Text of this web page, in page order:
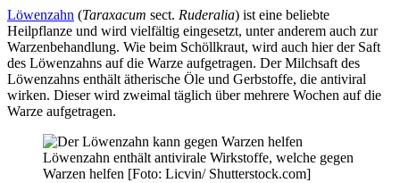
Löwenzahn (Taraxacum sect. Ruderalia) ist eine beliebte
Heilpflanze und wird vielfältig eingesetzt, unter anderem auch zur
Warzenbehandlung. Wie beim Schöllkraut, wird auch hier der Saft
des Löwenzahns auf die Warze aufgetragen. Der Milchsaft des
Löwenzahns enthält ätherische Öle und Gerbstoffe, die antiviral
wirken. Dieser wird zweimal täglich über mehrere Wochen auf die
Warze aufgetragen.
Löwenzahn enthält antivirale Wirkstoffe, welche gegen
Warzen helfen [Foto: Licvin/ Shutterstock.com]